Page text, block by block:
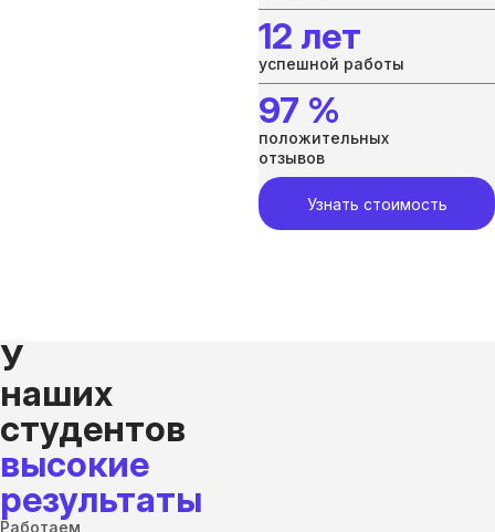
12 лет
успешной работы
97 %
положительных
отзывов
Узнать стоимость
У
наших
студентов
высокие
результаты
Работаем